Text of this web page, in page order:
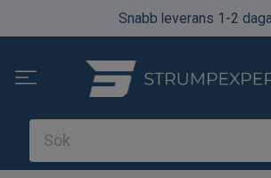
Snabb leverans 1-2